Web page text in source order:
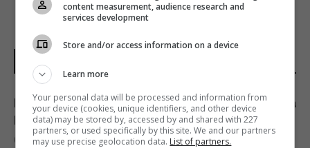
Війна в Ірані послабила США, тепер Росія та
Китай змінюють свої плани, – NYT
08:37 неділя, 09 серпня 2026
content measurement, audience research and
services development
Store and/or access information on a device
Learn more
Your personal data will be processed and information from
your device (cookies, unique identifiers, and other device
data) may be stored by, accessed by and shared with 227
partners, or used specifically by this site. We and our partners
may use precise geolocation data. List of partners.